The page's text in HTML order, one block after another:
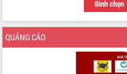
Ngày hội bầu cử đại biểu Quốc hội
khóa XVI và HĐND các cấp nhiệm kỳ
2026-2031
Đảm bảo cuộc bầu cử đại biểu Quốc
hội và đại biểu HĐND các cấp diễn ra
an toàn, hiệu quả, đúng quy định
Bình chọn
QUẢNG CÁO